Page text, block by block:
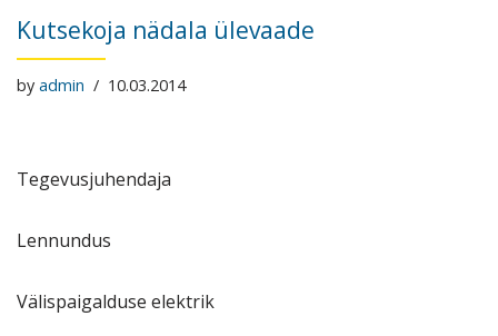
Kutsekoja nädala ülevaade
by admin 10.03.2014
Tegevusjuhendaja
Lennundus
Välispaigalduse elektrik